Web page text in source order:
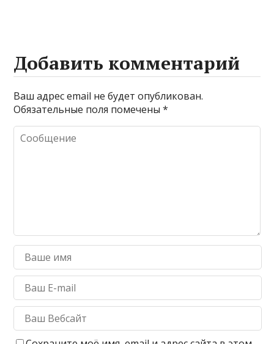
Добавить комментарий
Ваш адрес email не будет опубликован.
Обязательные поля помечены*